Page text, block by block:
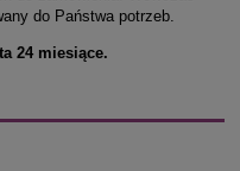
do Państwa potrzeb.
24 miesiące.